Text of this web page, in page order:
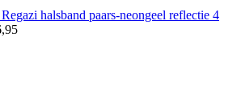
Regazi halsband paars-neongeel reflectie 4
Prijsklasse: